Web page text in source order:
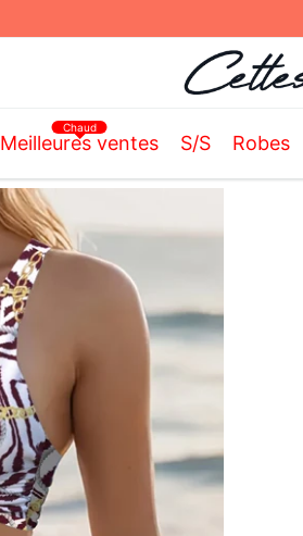
Livraison gratuite
Meilleures ventes
Chaud
S/S Robes